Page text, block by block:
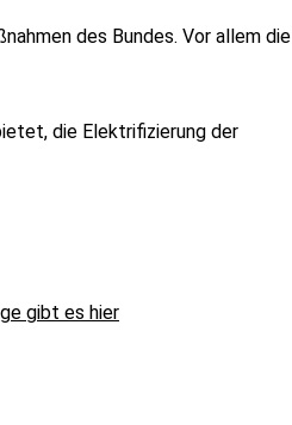
des Bundes. Vor allem die
die Elektrifizierung der
gibt es hier